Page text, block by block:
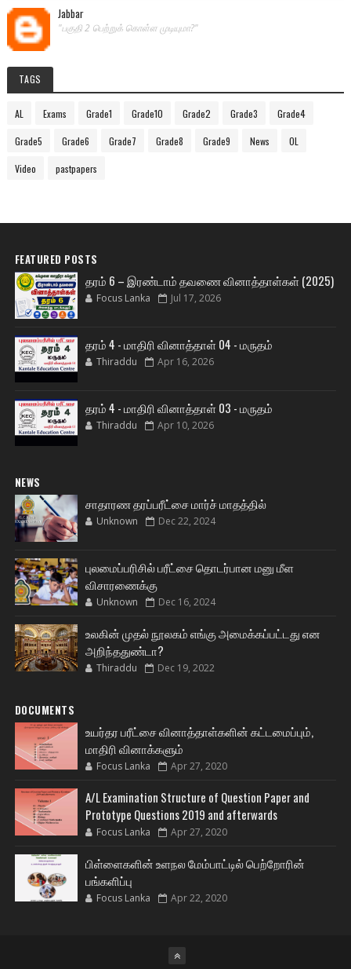
Jabbar
"பகுதி 2 பெற்றுக் கொள்ள முடியுமா?"
TAGS
AL Exams Grade1 Grade10 Grade2 Grade3 Grade4
Grade5 Grade6 Grade7 Grade8 Grade9 News OL
Video pastpapers
FEATURED POSTS
தரம் 6 – இரண்டாம் தவணை வினாத்தாள்கள் (2025)
Focus Lanka Jul 17, 2026
தரம் 4 - மாதிரி வினாத்தாள் 04 - மருதம்
Thiraddu Apr 16, 2026
தரம் 4 - மாதிரி வினாத்தாள் 03 - மருதம்
Thiraddu Apr 10, 2026
NEWS
சாதாரண தரப்பரீட்சை மார்ச் மாதத்தில்
Unknown Dec 22, 2024
புலமைப்பரிசில் பரீட்சை தொடர்பான மனு மீள
விசாரணைக்கு
Unknown Dec 16, 2024
உலகின் முதல் நூலகம் எங்கு அமைக்கப்பட்டது என
அறிந்ததுண்டா?
Thiraddu Dec 19, 2022
DOCUMENTS
உயர்தர பரீட்சை வினாத்தாள்களின் கட்டமைப்பும்,
மாதிரி வினாக்களும்
Focus Lanka Apr 27, 2020
A/L Examination Structure of Question Paper and
Prototype Questions 2019 and afterwards
Focus Lanka Apr 27, 2020
பிள்ளைகளின் உளநல மேம்பாட்டில் பெற்றோரின்
பங்களிப்பு
Focus Lanka Apr 22, 2020